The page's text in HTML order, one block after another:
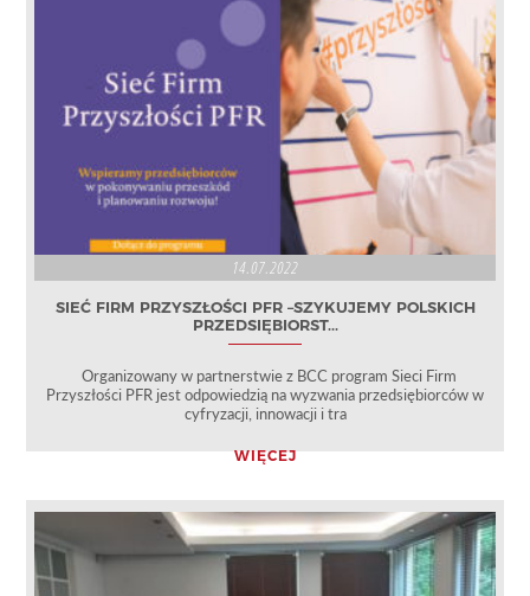
14.07.2022
SIEĆ FIRM PRZYSZŁOŚCI PFR –SZYKUJEMY POLSKICH
PRZEDSIĘBIORST...
Organizowany w partnerstwie z BCC program Sieci Firm
Przyszłości PFR jest odpowiedzią na wyzwania przedsiębiorców w
cyfryzacji, innowacji i tra
WIĘCEJ